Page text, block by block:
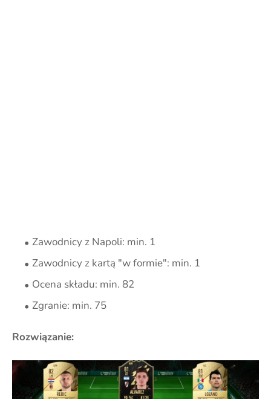
Zawodnicy z Napoli: min. 1
Zawodnicy z kartą "w formie": min. 1
Ocena składu: min. 82
Zgranie: min. 75
Rozwiązanie: